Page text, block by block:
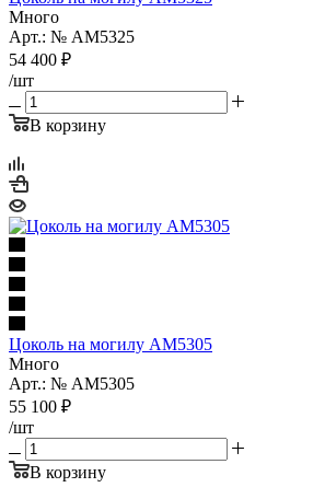
Много
Арт.: № AM5325
54 400 ₽
/шт
В корзину
Цоколь на могилу AM5305
Много
Арт.: № AM5305
55 100 ₽
/шт
В корзину